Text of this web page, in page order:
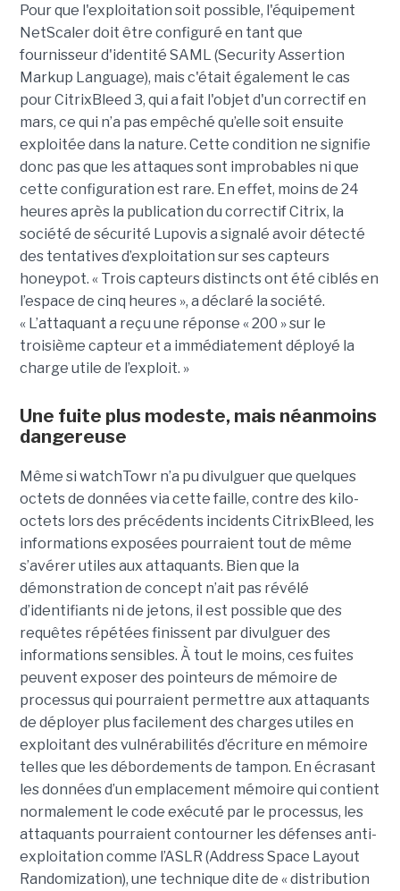
Pour que l'exploitation soit possible, l'équipement
NetScaler doit être configuré en tant que
fournisseur d'identité SAML (Security Assertion
Markup Language), mais c'était également le cas
pour CitrixBleed 3, qui a fait l'objet d'un correctif en
mars, ce qui n’a pas empêché qu’elle soit ensuite
exploitée dans la nature. Cette condition ne signifie
donc pas que les attaques sont improbables ni que
cette configuration est rare. En effet, moins de 24
heures après la publication du correctif Citrix, la
société de sécurité Lupovis a signalé avoir détecté
des tentatives d’exploitation sur ses capteurs
honeypot. « Trois capteurs distincts ont été ciblés en
l’espace de cinq heures », a déclaré la société.
« L’attaquant a reçu une réponse « 200 » sur le
troisième capteur et a immédiatement déployé la
charge utile de l’exploit. »
Une fuite plus modeste, mais néanmoins
dangereuse
Même si watchTowr n’a pu divulguer que quelques
octets de données via cette faille, contre des kilo-
octets lors des précédents incidents CitrixBleed, les
informations exposées pourraient tout de même
s’avérer utiles aux attaquants. Bien que la
démonstration de concept n’ait pas révélé
d’identifiants ni de jetons, il est possible que des
requêtes répétées finissent par divulguer des
informations sensibles. À tout le moins, ces fuites
peuvent exposer des pointeurs de mémoire de
processus qui pourraient permettre aux attaquants
de déployer plus facilement des charges utiles en
exploitant des vulnérabilités d’écriture en mémoire
telles que les débordements de tampon. En écrasant
les données d’un emplacement mémoire qui contient
normalement le code exécuté par le processus, les
attaquants pourraient contourner les défenses anti-
exploitation comme l’ASLR (Address Space Layout
Randomization), une technique dite de « distribution